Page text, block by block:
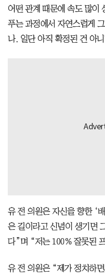
어떤 관계 때문에 속도 많이
푸는 과정에서 자연스럽게
나. 일단 아직 확정된 건 아
유 전 의원은 자신을 향한 ‘
은 길이라고 신념이 생기면
다”며 “저는 100% 잘못된
유 전 의원은 “제가 정치하